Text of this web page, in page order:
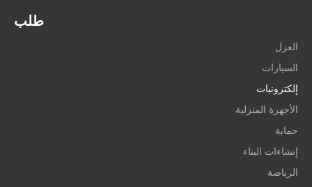
طلب
العزل
السيارات
إلكترونيات
الأجهزة المنزلية
حماية
إنشاءات البناء
الرياضة